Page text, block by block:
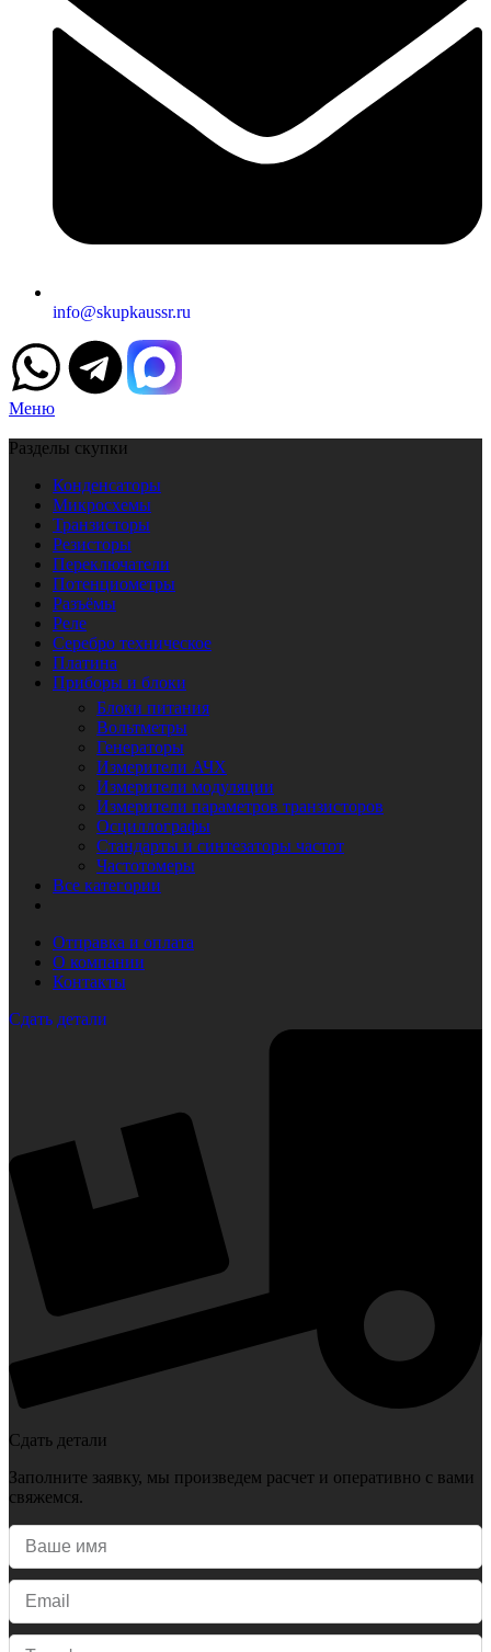
info@skupkaussr.ru
Меню
Разделы скупки
Конденсаторы
Микросхемы
Транзисторы
Резисторы
Переключатели
Потенциометры
Разъёмы
Реле
Серебро техническое
Платина
Приборы и блоки
Блоки питания
Вольтметры
Генераторы
Измерители АЧХ
Измерители модуляции
Измерители параметров транзисторов
Осциллографы
Стандарты и синтезаторы частот
Частотомеры
Все категории
Отправка и оплата
О компании
Контакты
Сдать детали
Сдать детали
Заполните заявку, мы произведем расчет и оперативно с вами
свяжемся.